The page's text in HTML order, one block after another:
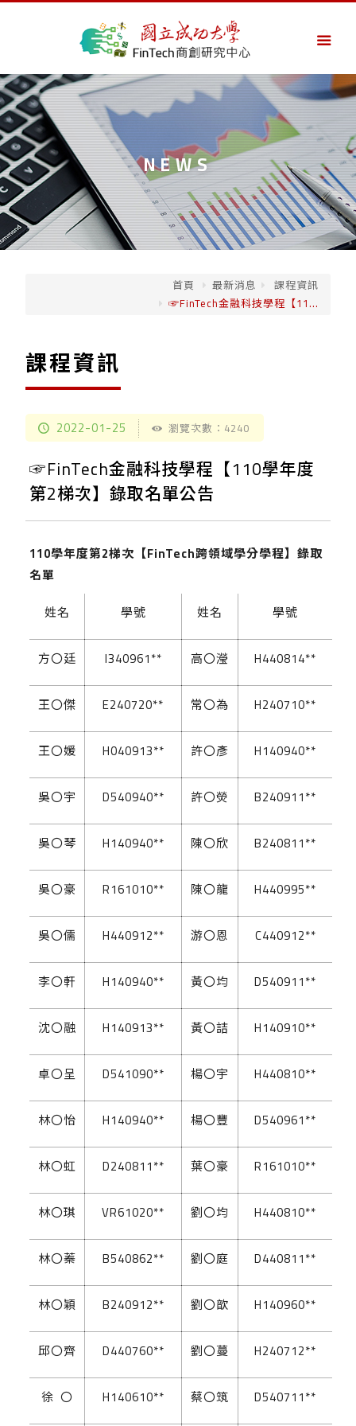
NEWS
首頁 最新消息
課程資訊
☞FinTech金融科技學程【11...
課程資訊
2022-01-25 瀏覽次數：4240
☞FinTech金融科技學程【110學年度
第2梯次】錄取名單公告
110學年度第2梯次【FinTech跨領域學分學程】錄取
名單
姓名
學號 姓名
學號
方〇廷
I340961** 高〇瀅
H440814**
王〇傑
E240720** 常〇為
H240710**
王〇媛
H040913** 許〇彥
H140940**
吳〇宇
D540940** 許〇熒
B240911**
吳〇琴
H140940** 陳〇欣
B240811**
吳〇豪
R161010** 陳〇龍
H440995**
吳〇儒
H440912** 游〇恩
C440912**
李〇軒
H140940** 黃〇均
D540911**
沈〇融
H140913** 黃〇詰
H140910**
卓〇呈
D541090** 楊〇宇
H440810**
林〇怡
H140940** 楊〇豐
D540961**
林〇虹
D240811** 葉〇豪
R161010**
林〇琪
VR61020** 劉〇均
H440810**
林〇蓁
B540862** 劉〇庭
D440811**
林〇穎
B240912** 劉〇歆
H140960**
邱〇齊
D440760** 劉〇蔓
H240712**
徐 〇
H140610** 蔡〇筑 D540711**